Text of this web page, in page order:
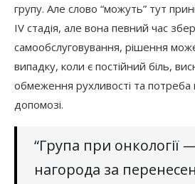
групу. Але слово “можуть” тут
IV стадія, але вона певний час
самообслуговування, рішення може
випадку, коли є постійний біль,
обмеження рухливості та потреба
допомозі.
“Група при онкології
нагорода за